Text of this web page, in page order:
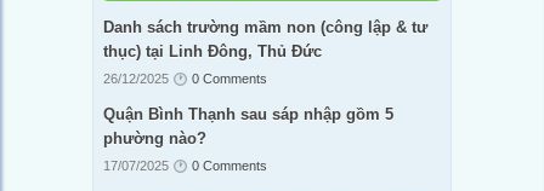
Danh sách trường mầm non (công lập & tư
thục) tại Linh Đông, Thủ Đức
26/12/2025 0 Comments
Quận Bình Thạnh sau sáp nhập gồm 5
phường nào?
17/07/2025 0 Comments